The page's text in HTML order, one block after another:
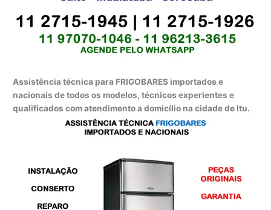
Assistência técnica para FRIGOBARES importados e
nacionais de todos os modelos, técnicos experientes e
qualificados com atendimento a domicílio na cidade de Itu.